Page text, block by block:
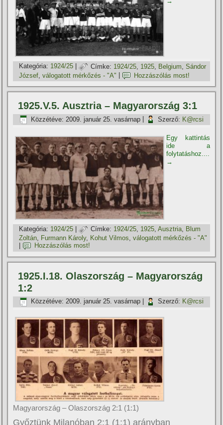
Kategória: 1924/25 | Címke: 1924/25 1925 Belgium ,Sándor
József ,válogatott mérkőzés - "A" Hozzászólás most!
1925.V.5. Ausztria – Magyarország 3:1
Közzétéve: 2009. január 25. vasárnap Szerző: K@rcsi
Egy kattintás
ide a
folytatáshoz....
→
Kategória: 1924/25 | Címke: 1924/25, 1925,Ausztria, Blum
Zoltán Furmann Károly, Kohut Vilmos ,válogatott mérkőzés - "A"
Hozzászólás most!
1925.I.18. Olaszország – Magyarország
1:2
Közzétéve: 2009. január 25. vasárnap Szerző: K@rcsi
Magyarország – Olaszország 2:1 (1:1)
Győztünk Milanóban 2:1 (1:1) arányban